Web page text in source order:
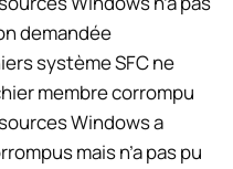
demandée
système SFC ne
membre corrompu
Windows a
mais n’a pas pu